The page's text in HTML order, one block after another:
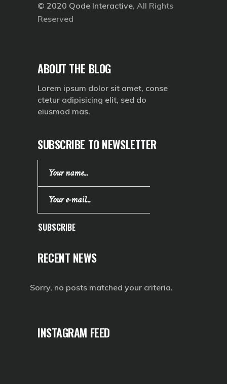
© 2020 Qode Interactive, All Rights
Reserved
ABOUT THE BLOG
Lorem ipsum dolor sit amet, conse
ctetur adipisicing elit, sed do
eiusmod mas.
SUBSCRIBE TO NEWSLETTER
SUBSCRIBE
RECENT NEWS
Sorry, no posts matched your criteria.
INSTAGRAM FEED